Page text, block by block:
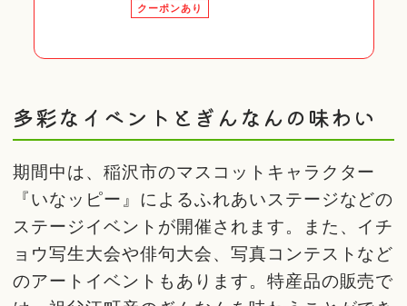
クーポンあり
多彩なイベントとぎんなんの味わい
期間中は、稲沢市のマスコットキャラクター
『いなッピー』によるふれあいステージなどの
ステージイベントが開催されます。また、イチ
ョウ写生大会や俳句大会、写真コンテストなど
のアートイベントもあります。特産品の販売で